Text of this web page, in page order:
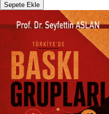
Sepete Ekle